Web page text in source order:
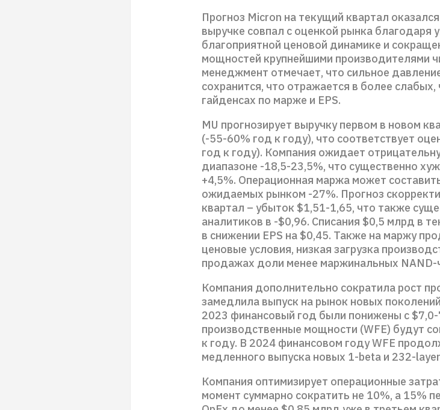
Прогноз Micron на текущий квартал
выручке совпал с оценкой рынка благодаря
благоприятной ценовой динамике и
мощностей крупнейшими производителями
менеджмент отмечает, что сильное
сохранится, что отражается в более
гайденсах по марже и EPS.
MU прогнозирует выручку первом в новом
(-55-60% год к году), что соответствует
год к году). Компания ожидает
диапазоне -18,5-23,5%, что существенно
+4,5%. Операционная маржа может
ожидаемых рынком -27%. Прогноз
квартал – убыток $1,51-1,65, что также
аналитиков в -$0,96. Списания $0,5 млрд в
в снижении EPS на $0,45. Также на маржу
ценовые условия, низкая загрузка
продажах доли менее маржинальных NAND-
Компания дополнительно сократила рост
замедлила выпуск на рынок новых
2023 финансовый год были понижены с
производственные мощности (WFE) будут
к году. В 2024 финансовом году WFE
медленного выпуска новых 1-beta и 232-
Компания оптимизирует операционные
момент суммарно сократить не 10%, а 15%